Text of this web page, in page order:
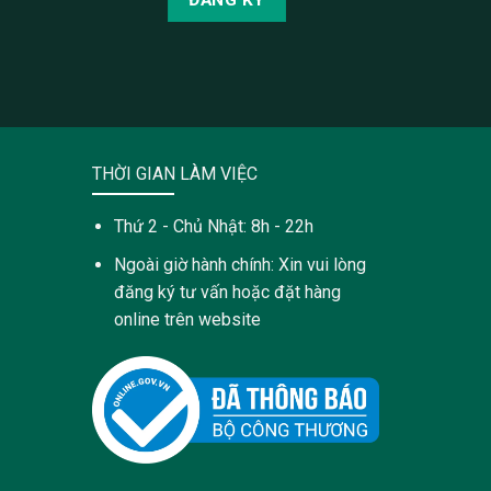
THỜI GIAN LÀM VIỆC
Thứ 2 - Chủ Nhật: 8h - 22h
Ngoài giờ hành chính: Xin vui lòng
đăng ký tư vấn hoặc đặt hàng
online trên website